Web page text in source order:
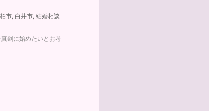
柏市, 白井市, 結婚相談
剣に始めたいとお考